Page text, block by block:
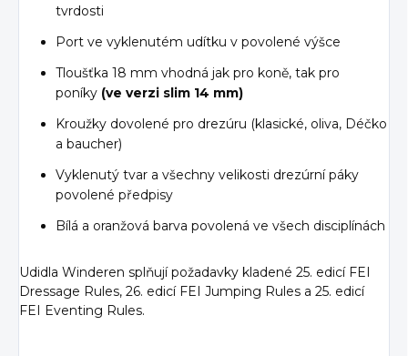
tvrdosti
Port ve vyklenutém udítku v povolené výšce
Tloušťka 18 mm vhodná jak pro koně, tak pro
poníky (ve verzi slim 14 mm)
Kroužky dovolené pro drezúru (klasické, oliva, Déčko
a baucher)
Vyklenutý tvar a všechny velikosti drezúrní páky
povolené předpisy
Bílá a oranžová barva povolená ve všech disciplínách
Udidla Winderen splňují požadavky kladené 25. edicí FEI
Dressage Rules, 26. edicí FEI Jumping Rules a 25. edicí
FEI Eventing Rules.